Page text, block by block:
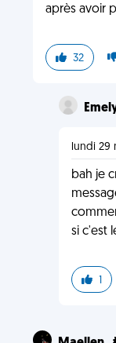
après avoir
32
lundi 29
bah je
si c'est
1